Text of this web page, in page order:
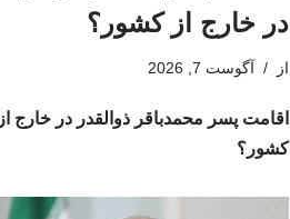
در خارج از کشور؟
از آگوست 7, 2026
اقامت پسر محمدباقر ذوالقدر در خارج از
کشور؟